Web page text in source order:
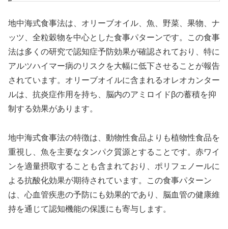
地中海式食事法は、オリーブオイル、魚、野菜、果物、ナ
ッツ、全粒穀物を中心とした食事パターンです。この食事
法は多くの研究で認知症予防効果が確認されており、特に
アルツハイマー病のリスクを大幅に低下させることが報告
されています。オリーブオイルに含まれるオレオカンター
ルは、抗炎症作用を持ち、脳内のアミロイドβの蓄積を抑
制する効果があります。
地中海式食事法の特徴は、動物性食品よりも植物性食品を
重視し、魚を主要なタンパク質源とすることです。赤ワイ
ンを適量摂取することも含まれており、ポリフェノールに
よる抗酸化効果が期待されています。この食事パターン
は、心血管疾患の予防にも効果的であり、脳血管の健康維
持を通じて認知機能の保護にも寄与します。